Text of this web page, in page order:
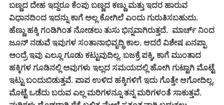
ಬಣ್ಣದ ದೇಹ ಇದ್ದರೂ ಕೆಂಪು ಬಣ್ಣದ ಕಣ್ಣು ಮತ್ತು ಇದರ ಹಾರುವ
ವಿಧಾನದಿಂದ ಇದನ್ನು ಕಾಗೆ ಅಲ್ಲ ಕೋಗಿಲೆ ಎಂದು ಗುರುತಿಸಬಹುದು.
ಹೆಣ್ಣು ಹಕ್ಕಿ ಗಂಡಿಗಿಂತ ನೋಡಲು ತುಸು ಭಿನ್ನವಾಗಿರುತ್ತದೆ. ಮಾರ್ಚ್ ನಿಂದ
ಜೂನ್ ನಡುವೆ ಇವುಗಳ ಸಂತಾನಾಭಿವೃದ್ಧಿ ಕಾಲ. ಆದರೆ ವಿಶೇಷ ಏನಪ್ಪಾ
ಅಂದ್ರೆ ಇವು ಎಲ್ಲೂ ಗೂಡು ಕಟ್ಟುವುದಿಲ್ಲ. ಬಜಕ್ರೆ ಪಕ್ಕಿ, ಕಾಗೆ ಮುಂತಾದ
ಹಕ್ಕಿಗಳ ಗೂಡಿನಲ್ಲಿ ಅವುಗಳು ಇಲ್ಲದ ಸಮಯದಲ್ಲಿ ಹೋಗಿ ಗುಟ್ಟಾಗಿ ಮೊಟ್ಟೆ
ಇಟ್ಟು ಬಂದುಬಿಡುತ್ತವೆ. ಪಾಪ ಉಳಿದ ಹಕ್ಕಿಗಳಿಗೆ ಇದು ಗೊತ್ತೇ ಆಗೋದಿಲ್ಲ.
ಮೊಟ್ಟೆ ಒಡೆದು ಬರುವ ಎಲ್ಲ ಮರಿಗಳನ್ನೂ ತನ್ನ ಮರಿಗಳಂತೆ ಸಾಕುತ್ತವೆ.